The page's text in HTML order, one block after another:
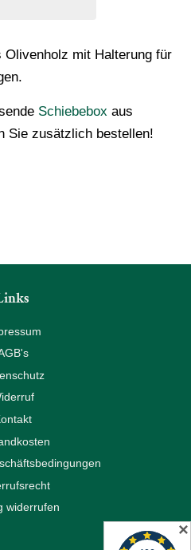
mit Halterung für
Schiebebox aus
Sie zusätzlich bestellen!
widerrufen
✕